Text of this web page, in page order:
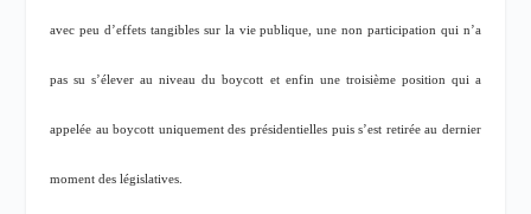
avec peu d’effets tangibles sur la vie publique, une non participation qui n’a
pas su s’élever au niveau du boycott et enfin une troisième position qui a
appelée au boycott uniquement des présidentielles puis s’est retirée au dernier
moment des législatives.